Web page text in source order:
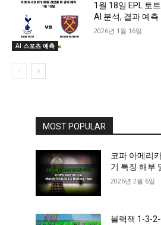
AI 스포츠 예측
1월 18일 EPL 토
AI 분석, 결과 예측
2026년 1월 16일
MOST POPULAR
코파 아메리
기 특징 해부
2026년 2월 6일
블랙잭 1-3-